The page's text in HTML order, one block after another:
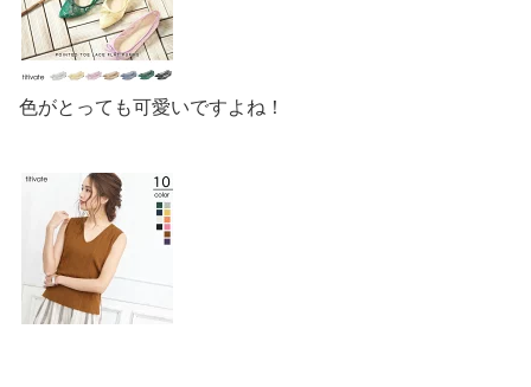
色がとっても可愛いですよね！